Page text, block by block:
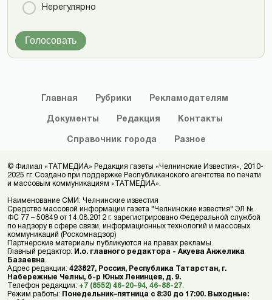
Нерегулярно
Голосовать
Главная Рубрики Рекламодателям
Документы Редакция Контакты
Справочник города Разное
© Филиал «ТАТМЕДИА» Редакция газеты «Челнинские Известия», 2010-
2025 гг. Создано при поддержке Республиканского агентства по печати
и массовым коммуникациям «ТАТМЕДИА».
Наименование СМИ: Челнинские известия
Средство массовой информации газета "Челнинские известия" ЭЛ №
ФС 77 – 50849 от 14.08.2012 г. зарегистрировано Федеральной службой
по надзору в сфере связи, информационных технологий и массовых
коммуникаций (Роскомнадзор)
Партнерские материалы публикуются на правах рекламы.
Главный редактор: И.о. главного редактора - Акуева Анжелика
Базаевна
Адрес редакции: 423827, Россия, Республика Татарстан, г.
Набережные Челны, б-р Юных Ленинцев, д. 9.
Телефон редакции: +7 (8552) 46-20-94 46-88-27
Режим работы: Понедельник–пятница с 8:30 до 17:00. Выходные: